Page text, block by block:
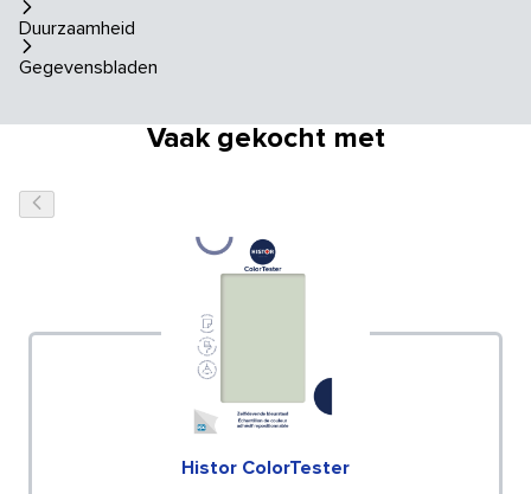
Duurzaamheid
Gegevensbladen
Vaak gekocht met
Histor ColorTester